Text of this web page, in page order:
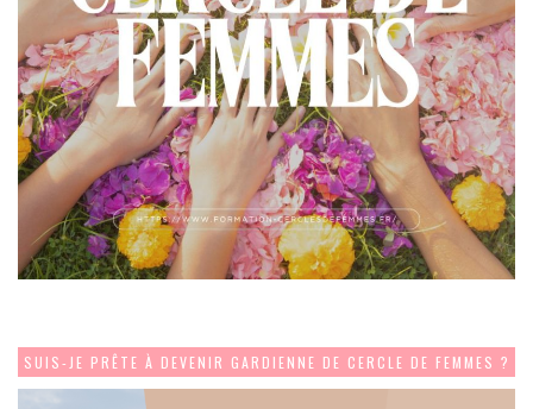
SUIS-JE PRÊTE À DEVENIR GARDIENNE DE CERCLE DE FEMMES ?